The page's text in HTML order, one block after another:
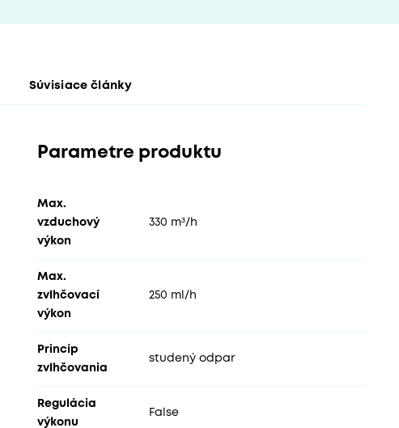
Súvisiace články
Parametre produktu
Max.
vzduchový
výkon
330 m³/h
Max.
zvlhčovací
výkon
250 ml/h
Princíp
zvlhčovania
studený odpar
Regulácia
výkonu
False